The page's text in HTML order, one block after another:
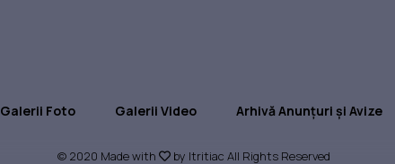
Galerii Foto Galerii Video Arhivă Anunțuri și Avize
© 2020 Made with by Itritiac All Rights Reserved